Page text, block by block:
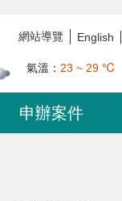
網站導覽 English
氣溫： 23 ~ 29 ℃
申辦案件